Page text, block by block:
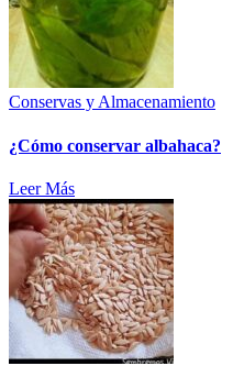
Conservas y Almacenamiento
¿Cómo conservar albahaca?
Leer Más